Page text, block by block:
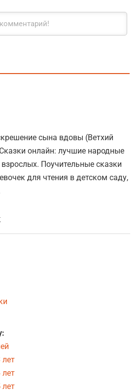
сына вдовы (Ветхий
онлайн: лучшие народные
Поучительные сказки
для чтения в детском саду,
лет
лет
лет